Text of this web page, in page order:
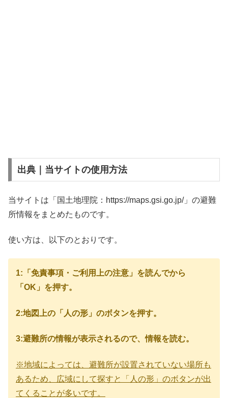
出典｜当サイトの使用方法
当サイトは「国土地理院：https://maps.gsi.go.jp/」の避難
所情報をまとめたものです。
使い方は、以下のとおりです。
1:「免責事項・ご利用上の注意」を読んでから
「OK」を押す。
2:地図上の「人の形」のボタンを押す。
3:避難所の情報が表示されるので、情報を読む。
※地域によっては、避難所が設置されていない場所も
あるため、広域にして探すと「人の形」のボタンが出
てくることが多いです。